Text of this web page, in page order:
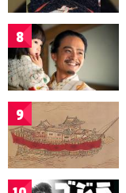
8
9